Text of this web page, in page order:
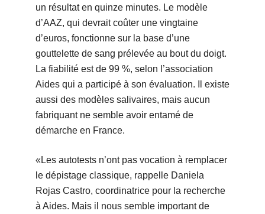
un résultat en quinze minutes. Le modèle
d’AAZ, qui devrait coûter une vingtaine
d’euros, fonctionne sur la base d’une
gouttelette de sang prélevée au bout du doigt.
La fiabilité est de 99 %, selon l’association
Aides qui a participé à son évaluation. Il existe
aussi des modèles salivaires, mais aucun
fabriquant ne semble avoir entamé de
démarche en France.
«Les autotests n’ont pas vocation à remplacer
le dépistage classique, rappelle Daniela
Rojas Castro, coordinatrice pour la recherche
à Aides. Mais il nous semble important de